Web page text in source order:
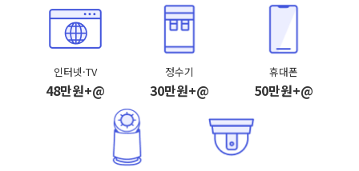
인터넷·TV
48만원+@
정수기
30만원+@
휴대폰
50만원+@